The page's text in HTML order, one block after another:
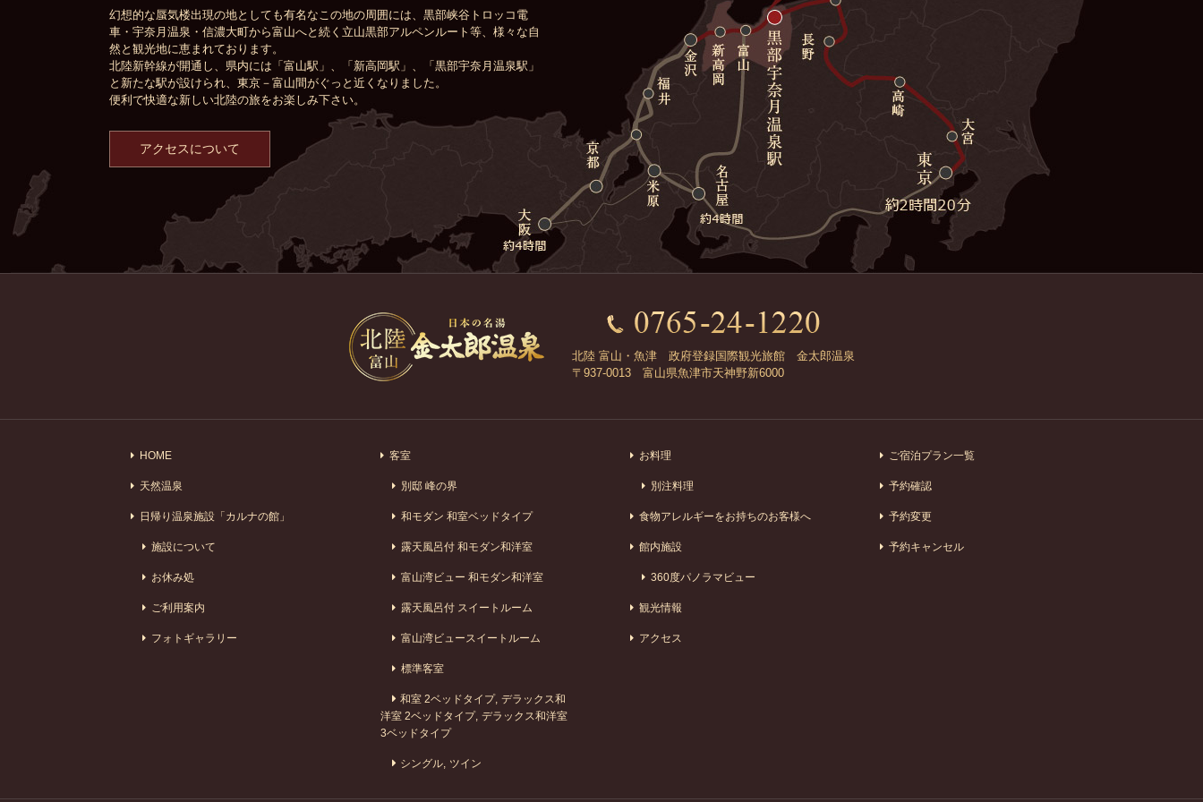
幻想的な蜃気楼出現の地としても有名なこの地の周囲には、黒部峡谷トロッコ電
車・宇奈月温泉・信濃大町から富山へと続く立山黒部アルペンルート等、様々な自
然と観光地に恵まれております。
北陸新幹線が開通し、県内には「富山駅」、「新高岡駅」、「黒部宇奈月温泉駅」
と新たな駅が設けられ、東京－富山間がぐっと近くなりました。
便利で快適な新しい北陸の旅をお楽しみ下さい。
アクセスについて
北陸 富山・魚津 政府登録国際観光旅館 金太郎温泉
〒937-0013 富山県魚津市天神野新6000
HOME
天然温泉
日帰り温泉施設「カルナの館」
施設について
お休み処
ご利用案内
フォトギャラリー
客室
別邸 峰の界
和モダン 和室ベッドタイプ
露天風呂付 和モダン和洋室
富山湾ビュー 和モダン和洋室
露天風呂付 スイートルーム
富山湾ビュースイートルーム
標準客室
和室 2ベッドタイプ デラックス和
洋室 2ベッドタイプ デラックス和洋室
3ベッドタイプ
シングル ツイン
お料理
別注料理
食物アレルギーをお持ちのお客様へ
館内施設
360度パノラマビュー
観光情報
アクセス
ご宿泊プラン一覧
予約確認
予約変更
予約キャンセル